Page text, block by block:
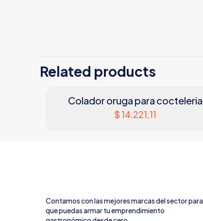
Related products
Colador oruga para cocteleria
$ 14.221,11
Contamos con las mejores marcas del sector para
que puedas armar tu emprendimiento